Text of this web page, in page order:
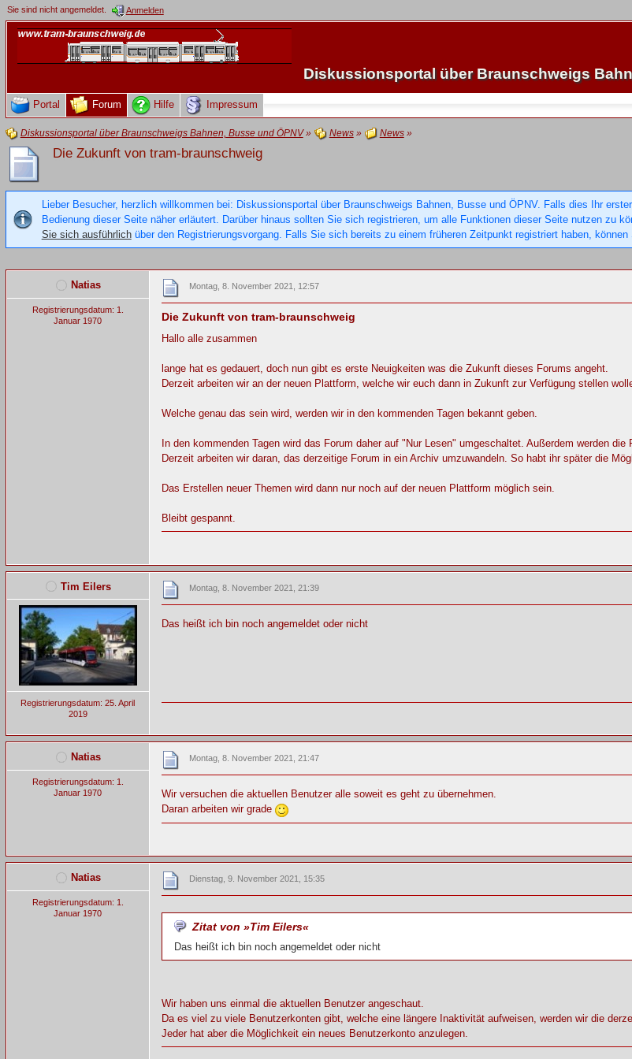
Sie sind nicht angemeldet. Anmelden
Diskussionsportal über Braunschweigs
Portal Forum Hilfe Impressum
Diskussionsportal über Braunschweigs Bahnen, Busse und ÖPNV» News» News»
Die Zukunft von tram-braunschweig
Lieber Besucher, herzlich willkommen bei: Diskussionsportal über Braunschweigs Bahnen, Busse und ÖPNV. Falls dies Ihr
Bedienung dieser Seite näher erläutert. Darüber hinaus sollten Sie sich registrieren, um alle Funktionen dieser Seite nutzen zu
Sie sich ausführlichüber den Registrierungsvorgang. Falls Sie sich bereits zu einem früheren Zeitpunkt registriert haben, können
Natias
Registrierungsdatum: 1.
Januar 1970
Montag, 8. November 2021, 12:57
Die Zukunft von tram-braunschweig
Hallo alle zusammen
lange hat es gedauert, doch nun gibt es erste Neuigkeiten was die Zukunft dieses Forums angeht.
Derzeit arbeiten wir an der neuen Plattform, welche wir euch dann in Zukunft zur Verfügung stellen
Welche genau das sein wird, werden wir in den kommenden Tagen bekannt geben.
In den kommenden Tagen wird das Forum daher auf "Nur Lesen" umgeschaltet. Außerdem werden
Derzeit arbeiten wir daran, das derzeitige Forum in ein Archiv umzuwandeln. So habt ihr später die
Das Erstellen neuer Themen wird dann nur noch auf der neuen Plattform möglich sein.
Bleibt gespannt.
Tim Eilers
Registrierungsdatum: 25. April
2019
Montag, 8. November 2021, 21:39
Das heißt ich bin noch angemeldet oder nicht
Natias
Registrierungsdatum: 1.
Januar 1970
Montag, 8. November 2021, 21:47
Wir versuchen die aktuellen Benutzer alle soweit es geht zu übernehmen.
Daran arbeiten wir grade
Natias
Registrierungsdatum: 1.
Januar 1970
Dienstag, 9. November 2021, 15:35
Zitat von »Tim Eilers«
Das heißt ich bin noch angemeldet oder nicht
Wir haben uns einmal die aktuellen Benutzer angeschaut.
Da es viel zu viele Benutzerkonten gibt, welche eine längere Inaktivität aufweisen, werden wir die
Jeder hat aber die Möglichkeit ein neues Benutzerkonto anzulegen.